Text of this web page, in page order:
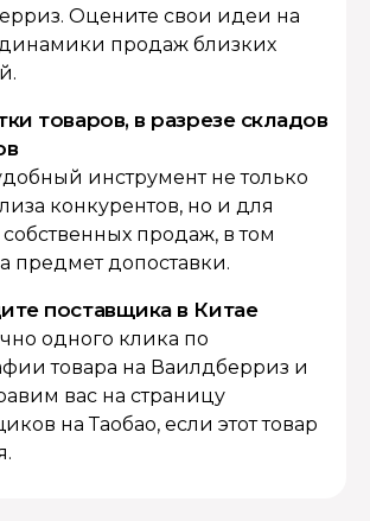
Оцените свои идеи на
продаж близких
товаров, в разрезе складов
инструмент не только
конкурентов, но и для
продаж, в том
предмет допоставки.
поставщика в Китае
одного клика по
товара на Ваилдберриз и
вас на страницу
на Таобао, если этот товар